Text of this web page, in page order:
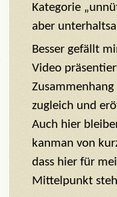
Kategorie
aber
Besser gefällt
Video
zugleich und
Auch hier
kanman von
dass hier für
Mittelpunkt